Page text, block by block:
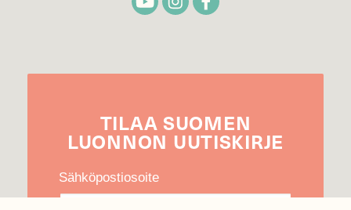
TILAA SUOMEN
LUONNON UUTIS­KIRJE
Sähköpostiosoite